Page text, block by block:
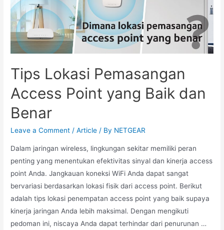
Tips Lokasi Pemasangan
Access Point yang Baik dan
Benar
Leave a Comment /Article / By NETGEAR
Dalam jaringan wireless, lingkungan sekitar memiliki peran
penting yang menentukan efektivitas sinyal dan kinerja access
point Anda. Jangkauan koneksi WiFi Anda dapat sangat
bervariasi berdasarkan lokasi fisik dari access point. Berikut
adalah tips lokasi penempatan access point yang baik supaya
kinerja jaringan Anda lebih maksimal. Dengan mengikuti
pedoman ini, niscaya Anda dapat terhindar dari penurunan …